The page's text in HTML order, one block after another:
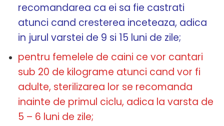
recomandarea ca ei sa fie castrati
atunci cand cresterea inceteaza, adica
in jurul varstei de 9 si 15 luni de zile;
pentru femelele de caini ce vor cantari
sub 20 de kilograme atunci cand vor fi
adulte, sterilizarea lor se recomanda
inainte de primul ciclu, adica la varsta de
5 – 6 luni de zile;